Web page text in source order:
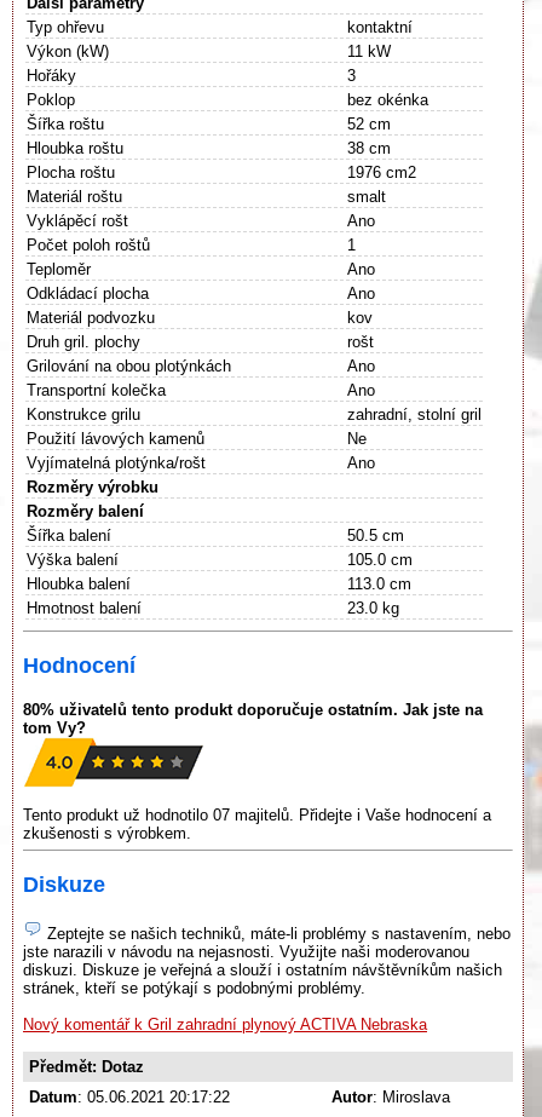
Typ ohřevu
kontaktní
Výkon (kW)
11 kW
Hořáky
3
Poklop
bez okénka
Šířka roštu
52 cm
Hloubka roštu
38 cm
Plocha roštu
1976 cm2
Materiál roštu
smalt
Vyklápěcí rošt
Ano
Počet poloh roštů
1
Teploměr
Ano
Odkládací plocha
Ano
Materiál podvozku
kov
Druh gril. plochy
rošt
Grilování na obou plotýnkách
Ano
Transportní kolečka
Ano
Konstrukce grilu
zahradní, stolní gril
Použití lávových kamenů
Ne
Vyjímatelná plotýnka/rošt
Ano
Rozměry výrobku
Rozměry balení
Šířka balení
50.5 cm
Výška balení
105.0 cm
Hloubka balení
113.0 cm
Hmotnost balení
23.0 kg
Hodnocení
80% uživatelů tento produkt doporučuje ostatním. Jak jste na
tom Vy?
Tento produkt už hodnotilo 07 majitelů. Přidejte i Vaše hodnocení a
zkušenosti s výrobkem.
Diskuze
Zeptejte se našich techniků, máte-li problémy s nastavením, nebo
jste narazili v návodu na nejasnosti. Využijte naši moderovanou
diskuzi. Diskuze je veřejná a slouží i ostatním návštěvníkům našich
stránek, kteří se potýkají s podobnými problémy.
Nový komentář k Gril zahradní plynový ACTIVA Nebraska
Předmět: Dotaz
Datum: 05.06.2021 20:17:22 Autor: Miroslava